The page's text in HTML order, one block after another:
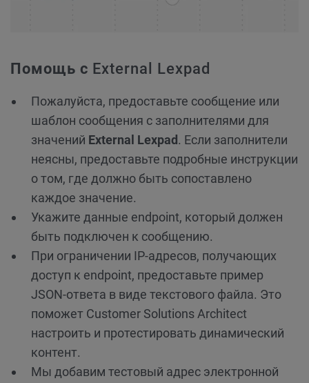
Помощь с External Lexpad
Пожалуйста, предоставьте сообщение или
шаблон сообщения с заполнителями для
значений External Lexpad. Если заполнители
неясны, предоставьте подробные инструкции
о том, где должно быть сопоставлено
каждое значение.
Укажите данные endpoint, который должен
быть подключен к сообщению.
При ограничении IP-адресов, получающих
доступ к endpoint, предоставьте пример
JSON-ответа в виде текстового файла. Это
поможет Customer Solutions Architect
настроить и протестировать динамический
контент.
Мы добавим тестовый адрес электронной